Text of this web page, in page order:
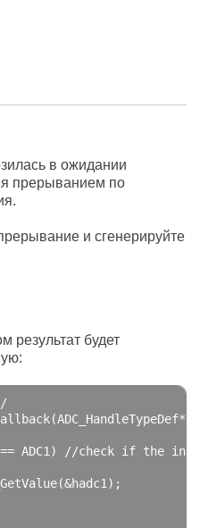
в ожидании
прерыванием по
и сгенерируйте
результат будет
(ADC_HandleTypeDef*
== ADC1 )
//check if the
(&hadc1 );